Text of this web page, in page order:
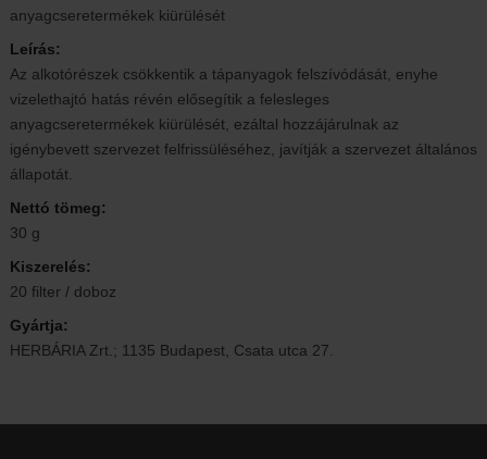
anyagcseretermékek kiürülését
Leírás:
Az alkotórészek csökkentik a tápanyagok felszívódását, enyhe
vizelethajtó hatás révén elősegítik a felesleges
anyagcseretermékek kiürülését, ezáltal hozzájárulnak az
igénybevett szervezet felfrissüléséhez, javítják a szervezet általános
állapotát.
Nettó tömeg:
30 g
Kiszerelés:
20 filter / doboz
Gyártja:
HERBÁRIA Zrt.; 1135 Budapest, Csata utca 27.